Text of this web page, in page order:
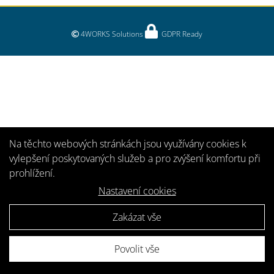
4WORKS Solutions GDPR Ready
Na těchto webových stránkách jsou využívány cookies k
vylepšení poskytovaných služeb a pro zvýšení komfortu při
prohlížení.
Nastavení cookies
Zakázat vše
Povolit vše